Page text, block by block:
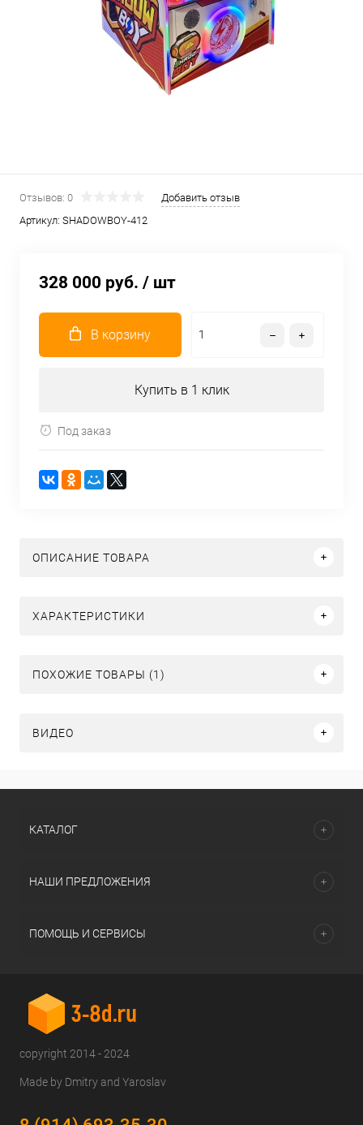
Отзывов: 0
Добавить отзыв
Артикул: SHADOWBOY-412
328 000 руб. / шт
В корзину
Купить в 1 клик
Под заказ
ОПИСАНИЕ ТОВАРА
ХАРАКТЕРИСТИКИ
ПОХОЖИЕ ТОВАРЫ (1)
ВИДЕО
КАТАЛОГ
НАШИ ПРЕДЛОЖЕНИЯ
ПОМОЩЬ И СЕРВИСЫ
copyright 2014 - 2024
Made by Dmitry and Yaroslav